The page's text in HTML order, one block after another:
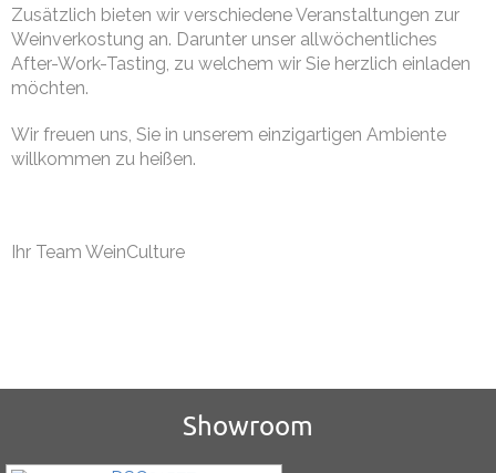
Zusätzlich bieten wir verschiedene Veranstaltungen zur
Weinverkostung an. Darunter unser allwöchentliches
After-Work-Tasting, zu welchem wir Sie herzlich einladen
möchten.
Wir freuen uns, Sie in unserem einzigartigen Ambiente
willkommen zu heißen.
Ihr Team WeinCulture
Showroom